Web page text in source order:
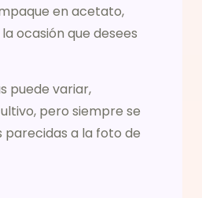
en acetato,
ocasión que desees
puede variar,
pero siempre se
parecidas a la foto de